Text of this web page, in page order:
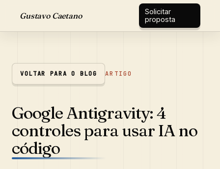
Gustavo Caetano
Solicitar
proposta
VOLTAR PARA O BLOG ARTIGO
Google Antigravity: 4
controles para usar IA no
código